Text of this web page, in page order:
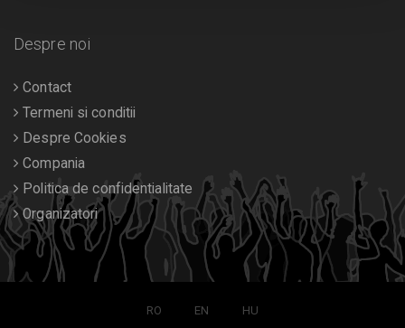
Despre noi
Contact
Termeni si conditii
Despre Cookies
Compania
Politica de confidentialitate
Organizatori
RO EN HU